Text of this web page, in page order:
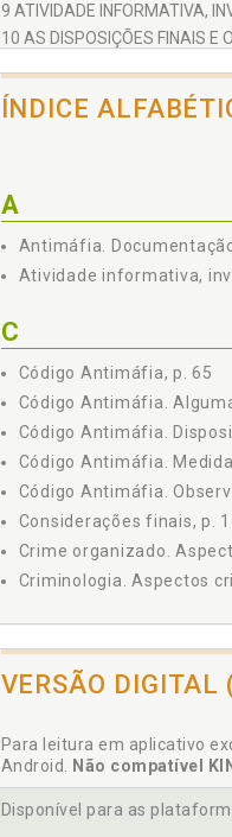
9 ATIVIDADE INFORMATIVA,
10 AS DISPOSIÇÕES FINAIS E
REFERÊNCIAS, p. 177
ÍNDICE
A
Antimáfia.
Atividade informativa,
C
Código Antimáfia, p. 65
Código Antimáfia.
Código Antimáfia.
Código Antimáfia.
Código Antimáfia.
Considerações finais, p.
Crime organizado.
Criminologia. Aspectos
"Déficit" legislativo no
Disposições finais e o
Documentação
VERSÃO DIGITAL
Para leitura em aplicativo
Android. Não compatível
Disponível para as